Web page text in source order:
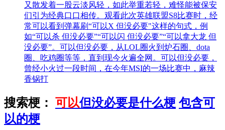
又散发着一股云淡风轻，如此举重若轻，难怪能被保安
们引为经典口口相传。观看此次英雄联盟S8比赛时，经
常可以看到弹幕刷“可以X 但没必要"这样的句式，例
如“可以杀 但没必要”“可以闪 但没必要”“可以拿大龙 但
没必要”。可以但没必要，从LOL圈火到炉石圈、dota
圈、吃鸡圈等等，直到现今火遍全网。可以但没必要，
曾经小火过一段时间，在今年MSI的一场比赛中，麻辣
香锅打
搜索梗： 可以但没必要是什么梗 包含可
以的梗